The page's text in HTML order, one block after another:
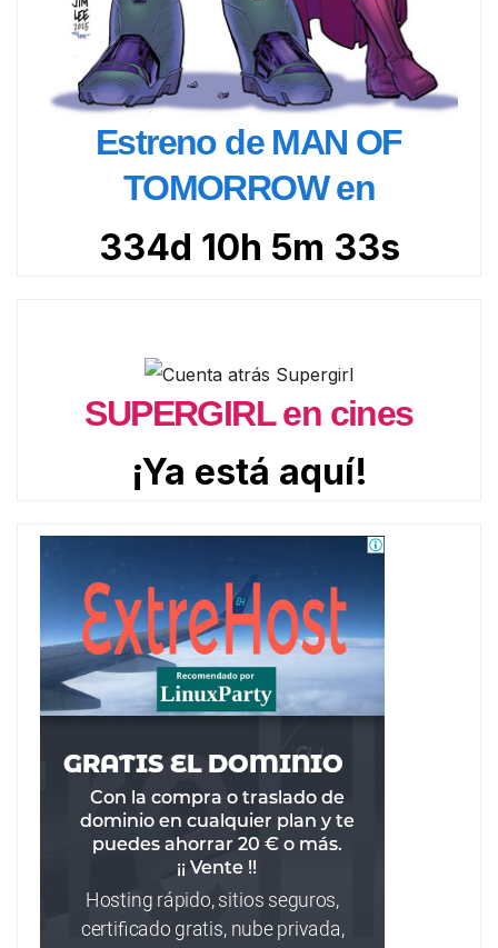
Estreno de MAN OF
TOMORROW en
334d 10h 5m 32s
SUPERGIRL en cines
¡Ya está aquí!